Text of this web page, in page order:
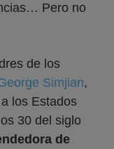
Pero no
de los
Simjian,
los Estados
30 del siglo
de